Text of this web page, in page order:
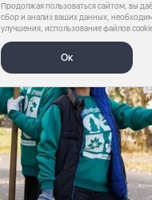
Продолжая пользоваться сайтом, вы
сбор и анализ ваших данных,
улучшения, использование файлов
Ок